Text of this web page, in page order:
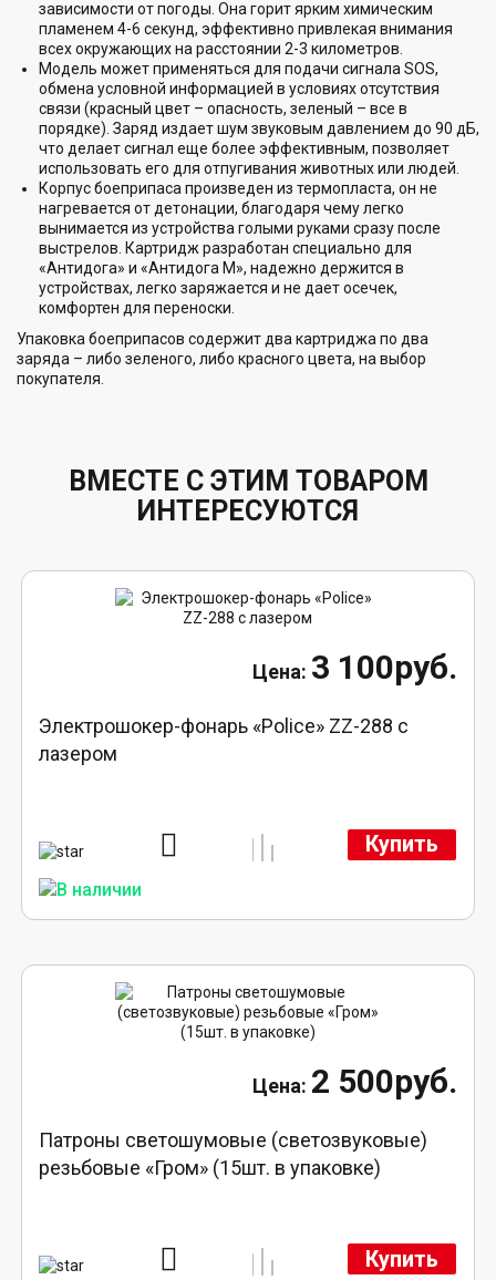
зависимости от погоды. Она горит ярким химическим
пламенем 4-6 секунд, эффективно привлекая внимания
всех окружающих на расстоянии 2-3 километров.
Модель может применяться для подачи сигнала SOS,
обмена условной информацией в условиях отсутствия
связи (красный цвет – опасность, зеленый – все в
порядке). Заряд издает шум звуковым давлением до 90 дБ,
что делает сигнал еще более эффективным, позволяет
использовать его для отпугивания животных или людей.
Корпус боеприпаса произведен из термопласта, он не
нагревается от детонации, благодаря чему легко
вынимается из устройства голыми руками сразу после
выстрелов. Картридж разработан специально для
«Антидога» и «Антидога М», надежно держится в
устройствах, легко заряжается и не дает осечек,
комфортен для переноски.
Упаковка боеприпасов содержит два картриджа по два
заряда – либо зеленого, либо красного цвета, на выбор
покупателя.
ВМЕСТЕ С ЭТИМ ТОВАРОМ
ИНТЕРЕСУЮТСЯ
3 100руб.
Электрошокер-фонарь «Police» ZZ-288 с
лазером
Купить
2 500руб.
Патроны светошумовые (светозвуковые)
резьбовые «Гром» (15шт. в упаковке)
Купить